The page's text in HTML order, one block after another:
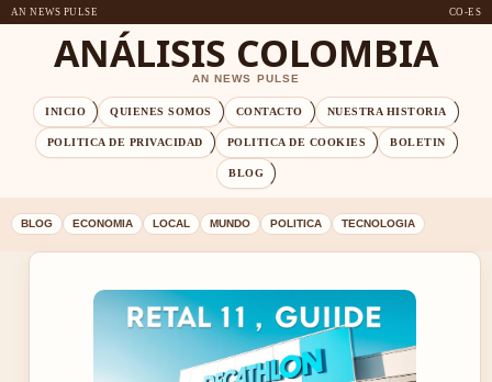
AN NEWS PULSE CO-ES
ANÁLISIS COLOMBIA
AN NEWS PULSE
INICIO QUIENES SOMOS CONTACTO NUESTRA HISTORIA
POLITICA DE PRIVACIDAD POLITICA DE COOKIES BOLETIN
BLOG
BLOG ECONOMIA LOCAL MUNDO POLITICA TECNOLOGIA